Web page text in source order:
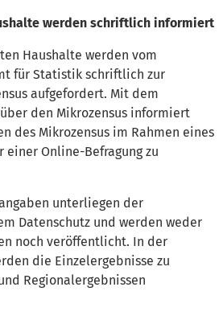
werden schriftlich informiert
Haushalte werden vom
für Statistik schriftlich zur
aufgefordert. Mit dem
den Mikrozensus informiert
des Mikrozensus im Rahmen eines
Online-Befragung zu
unterliegen der
Datenschutz und werden weder
noch veröffentlicht. In der
die Einzelergebnisse zu
Regionalergebnissen